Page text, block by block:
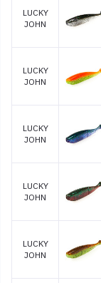
LUCKY
JOHN
LUCKY
JOHN
LUCKY
JOHN
LUCKY
JOHN
LUCKY
JOHN